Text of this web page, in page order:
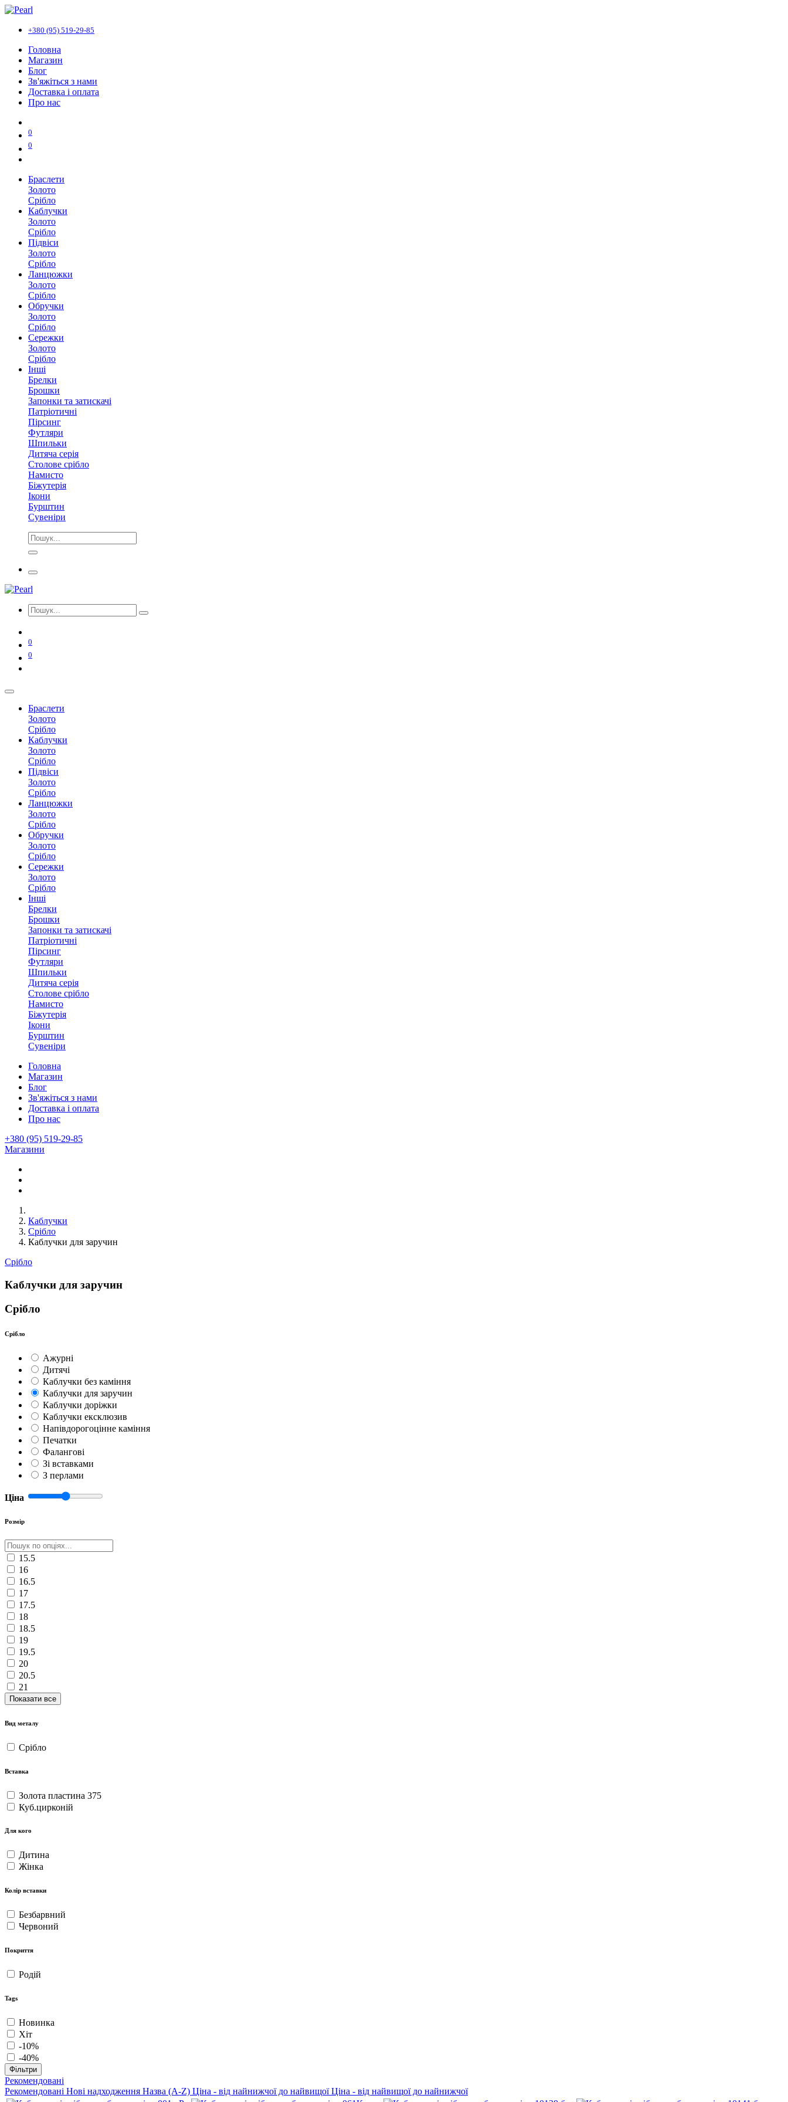
+380 (95) 519-29-85
Головна
Магазин
Блог
Зв'яжіться з нами
Доставка і оплата
Про нас
0
0
Браслети
Золото
Срібло
Каблучки
Золото
Срібло
Підвіси
Золото
Срібло
Ланцюжки
Золото
Срібло
Обручки
Золото
Срібло
Сережки
Золото
Срібло
Інші
Брелки
Брошки
Запонки та затискачі
Патріотичні
Пірсинг
Футляри
Шпильки
Дитяча серія
Столове срібло
Намисто
Біжутерія
Ікони
Бурштин
Сувеніри
0
0
Браслети
Золото
Срібло
Каблучки
Золото
Срібло
Підвіси
Золото
Срібло
Ланцюжки
Золото
Срібло
Обручки
Золото
Срібло
Сережки
Золото
Срібло
Інші
Брелки
Брошки
Запонки та затискачі
Патріотичні
Пірсинг
Футляри
Шпильки
Дитяча серія
Столове срібло
Намисто
Біжутерія
Ікони
Бурштин
Сувеніри
Головна
Магазин
Блог
Зв'яжіться з нами
Доставка і оплата
Про нас
+380 (95) 519-29-85
Магазини
Каблучки
Срібло
Каблучки для заручин
Срібло
Каблучки для заручин
Срібло
Срібло
Ажурні
Дитячі
Каблучки без каміння
Каблучки для заручин
Каблучки доріжки
Каблучки ексклюзив
Напівдорогоцінне каміння
Печатки
Фалангові
Зі вставками
З перлами
Ціна
Розмір
15.5
16
16.5
17
17.5
18
18.5
19
19.5
20
20.5
21
Показати все
Вид металу
Срібло
Вставка
Золота пластина 375
Куб.цирконій
Для кого
Дитина
Жінка
Колір вставки
Безбарвний
Червоний
Покриття
Родій
Tags
Новинка
Хіт
-10%
-40%
Фільтри
Рекомендовані
Рекомендовані Нові надходження Назва (A-Z) Ціна - від найнижчої до найвищої Ціна - від найвищої до найнижчої